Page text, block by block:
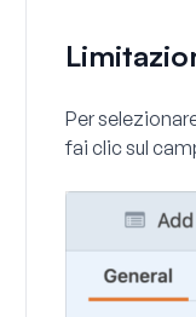
Per
fai clic sul